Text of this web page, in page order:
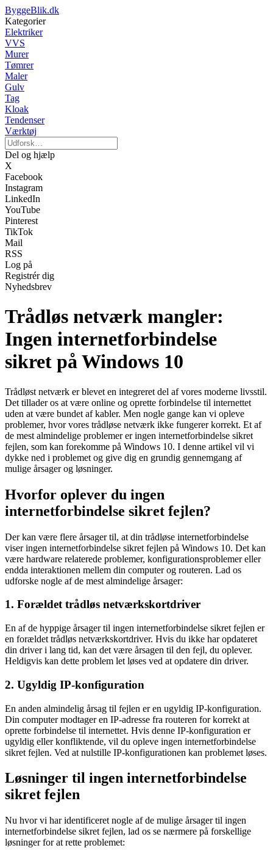
ByggeBlik.dk
Kategorier
Elektriker
VVS
Murer
Tømrer
Maler
Gulv
Tag
Kloak
Tendenser
Værktøj
Del og hjælp
X
Facebook
Instagram
LinkedIn
YouTube
Pinterest
TikTok
Mail
RSS
Log på
Registrér dig
Nyhedsbrev
Trådløs netværk mangler:
Ingen internetforbindelse
sikret på Windows 10
Trådløst netværk er blevet en integreret del af vores moderne livsstil.
Det tillader os at være online og oprette forbindelse til internettet
uden at være bundet af kabler. Men nogle gange kan vi opleve
problemer, hvor vores trådløse netværk ikke fungerer korrekt. Et af
de mest almindelige problemer er ingen internetforbindelse sikret
fejlen, som kan forekomme på Windows 10. I denne artikel vil vi
dykke ned i problemet og give dig en grundig gennemgang af
mulige årsager og løsninger.
Hvorfor oplever du ingen
internetforbindelse sikret fejlen?
Der kan være flere årsager til, at din trådløse internetforbindelse
viser ingen internetforbindelse sikret fejlen på Windows 10. Det kan
være hardware relaterede problemer, konfigurationsproblemer eller
endda interaktionen mellem din computer og routeren. Lad os
udforske nogle af de mest almindelige årsager:
1. Forældet trådløs netværkskortdriver
En af de hyppige årsager til ingen internetforbindelse sikret fejlen er
en forældet trådløs netværkskortdriver. Hvis du ikke har opdateret
din driver i lang tid, kan det være årsagen til den fejl, du oplever.
Heldigvis kan dette problem let løses ved at opdatere din driver.
2. Ugyldig IP-konfiguration
En anden almindelig årsag til fejlen er en ugyldig IP-konfiguration.
Din computer modtager en IP-adresse fra routeren for korrekt at
oprette forbindelse til internettet. Hvis denne IP-konfiguration er
ugyldig eller konfliktende, vil du opleve ingen internetforbindelse
sikret fejlen. Ved at nulstille IP-konfigurationen kan problemet løses.
Løsninger til ingen internetforbindelse
sikret fejlen
Nu hvor vi har identificeret nogle af de mulige årsager til ingen
internetforbindelse sikret fejlen, lad os se nærmere på forskellige
løsninger for at rette problemet: